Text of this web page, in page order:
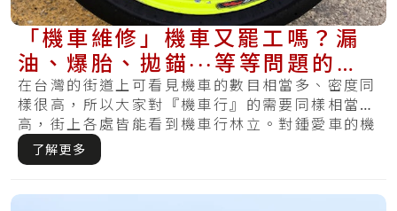
「機車維修」機車又罷工嗎？漏
油、爆胎、拋錨‧‧‧等等問題的防
範方式在這裡
在台灣的街道上可看見機車的數目相當多、密度同
樣很高，所以大家對『機車行』的需要同樣相當
高，街上各處皆能看到機車行林立。對鍾愛車的機
車族而.....
了解更多